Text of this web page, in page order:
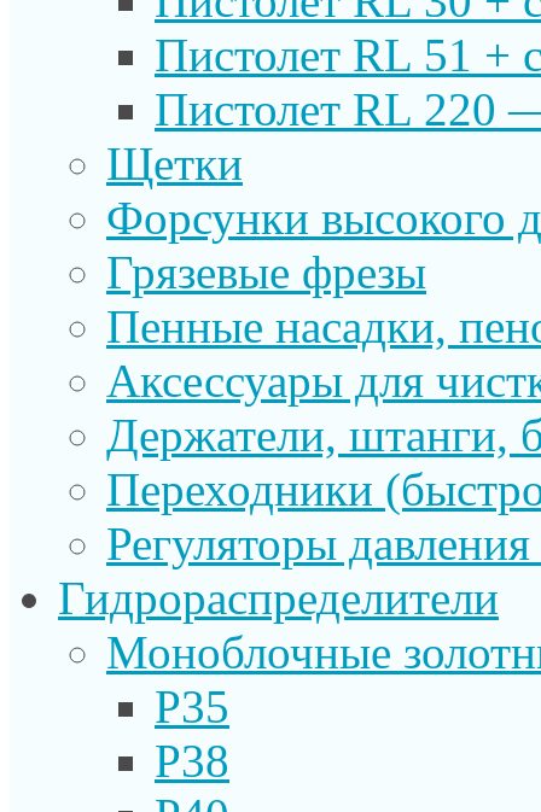
Пистолет RL 51 +
Пистолет RL 220
Щетки
Форсунки высокого
Грязевые фрезы
Пенные насадки,
Аксессуары для
Держатели, штанги,
Переходники
Регуляторы
Гидрораспределители
Моноблочные
P35
P38